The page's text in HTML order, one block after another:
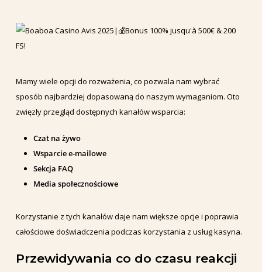
Mamy wiele opcji do rozważenia, co pozwala nam wybrać
sposób najbardziej dopasowaną do naszym wymaganiom. Oto
zwięzły przegląd dostępnych kanałów wsparcia:
Czat na żywo
Wsparcie e-mailowe
Sekcja FAQ
Media społecznościowe
Korzystanie z tych kanałów daje nam większe opcje i poprawia
całościowe doświadczenia podczas korzystania z usług kasyna.
Przewidywania co do czasu reakcji